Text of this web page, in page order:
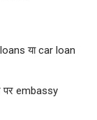
या car loan
embassy